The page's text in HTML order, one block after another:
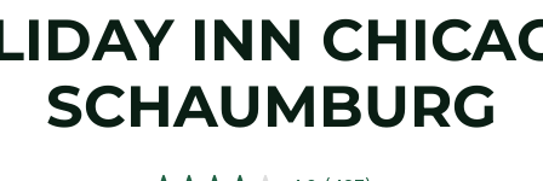
INN
SCHAUMBURG